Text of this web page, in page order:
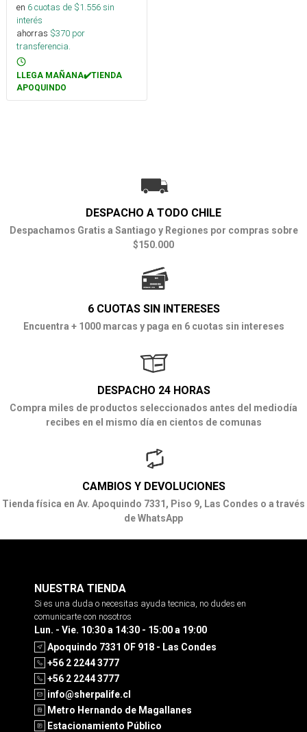
en 6cuotas de $1.556sin
interés
ahorras $370 por
transferencia.
LLEGA MAÑANA✔️TIENDA
APOQUINDO
DESPACHO A TODO CHILE
Despachamos Gratis a Santiago y Regiones por compras sobre
$150.000
6 CUOTAS SIN INTERESES
Encuentra + 1000 marcas y paga en 6 cuotas sin intereses
DESPACHO 24 HORAS
Compra miles de productos seleccionados antes del mediodía
recibes en el mismo día en cientos de comunas
CAMBIOS Y DEVOLUCIONES
Tienda física en Av. Apoquindo 7331, Piso 9, Las Condes o a través
de WhatsApp
NUESTRA TIENDA
Si es una duda o necesitas ayuda tecnica, no dudes en
comunicarte con nosotros
Lun. - Vie. 10:30 a 14:30 - 15:00 a 19:00
Apoquindo 7331 OF 918 - Las Condes
+56 2 2244 3777
+56 2 2244 3777
info@sherpalife.cl
Metro Hernando de Magallanes
Estacionamiento Público